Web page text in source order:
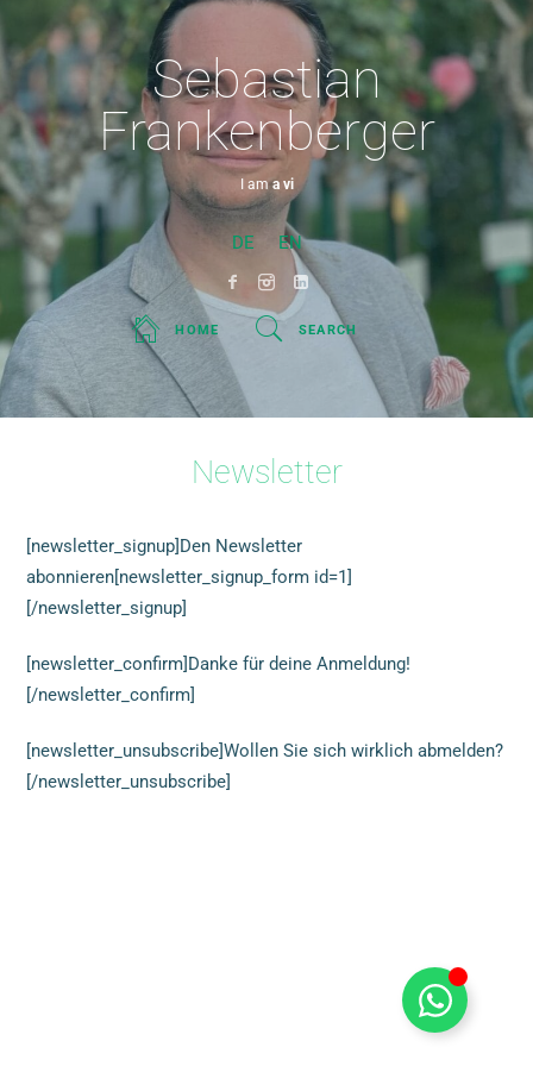
Sebastian
Frankenberger
I ama visio
DE EN
HOME SEARCH
Newsletter
[newsletter_signup]Den Newsletter
abonnieren[newsletter_signup_form id=1]
[/newsletter_signup]
[newsletter_confirm]Danke für deine Anmeldung!
[/newsletter_confirm]
[newsletter_unsubscribe]Wollen Sie sich wirklich abmelden?
[/newsletter_unsubscribe]